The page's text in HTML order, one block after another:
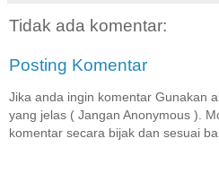
Tidak ada komentar:
Posting Komentar
Jika anda ingin komentar Gunakan
yang jelas ( Jangan Anonymous ).
komentar secara bijak dan sesuai